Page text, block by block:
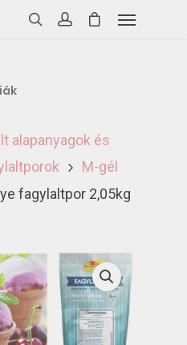
alapanyagok és
M-gél
fagylaltpor 2,05kg